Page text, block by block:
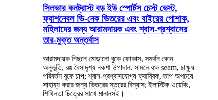
সিলভার কনট্রাস্ট বড় ইউ স্পোর্টস চেস্ট ভেস্ট,
ফ্যাশনেবল ভি-নেক ভিতরের এবং বাইরের পোশাক,
মহিলাদের জন্য আরামদায়ক এবং শ্বাস-প্রশ্বাসের
তার-মুক্ত অন্তর্বাস
আরামদায়ক পিছনে মোড়ানো বুকে ফোকাস, সমর্থন কোন
অনুভূতি, রঙ বৈসাদৃশ্য নকশা উপাদান. সামনে বক্ষ seam, চাক্ষুষ
পরিবর্তন বুকে চাপ; শ্বাস-প্রশ্বাসযোগ্য ফ্যাব্রিক, তাপ অপচয়ে
সাহায্য করার জন্য ভিতরের স্তরের বিন্যাস; ইলাস্টিক ওয়েবিং,
শিথিলতা চিত্রের সাথে মানানসই।